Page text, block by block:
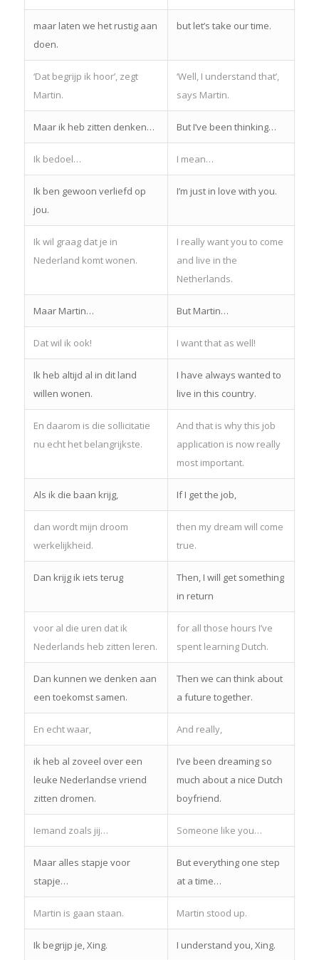
maar laten we het rustig aan
doen.
but let’s take our time.
‘Dat begrijp ik hoor’, zegt
Martin.
‘Well, I understand that’,
says Martin.
Maar ik heb zitten denken… But I’ve been thinking…
Ik bedoel… I mean…
Ik ben gewoon verliefd op
jou.
I’m just in love with you.
Ik wil graag dat je in
Nederland komt wonen.
I really want you to come
and live in the
Netherlands.
Maar Martin… But Martin…
Dat wil ik ook! I want that as well!
Ik heb altijd al in dit land
willen wonen.
I have always wanted to
live in this country.
En daarom is die sollicitatie
nu echt het belangrijkste.
And that is why this job
application is now really
most important.
Als ik die baan krijg, If I get the job,
dan wordt mijn droom
werkelijkheid.
then my dream will come
true.
Dan krijg ik iets terug
Then, I will get something
in return
voor al die uren dat ik
Nederlands heb zitten leren.
for all those hours I’ve
spent learning Dutch.
Dan kunnen we denken aan
een toekomst samen.
Then we can think about
a future together.
En echt waar, And really,
ik heb al zoveel over een
leuke Nederlandse vriend
zitten dromen.
I’ve been dreaming so
much about a nice Dutch
boyfriend.
Iemand zoals jij… Someone like you…
Maar alles stapje voor
stapje…
But everything one step
at a time…
Martin is gaan staan. Martin stood up.
Ik begrijp je, Xing. I understand you, Xing.